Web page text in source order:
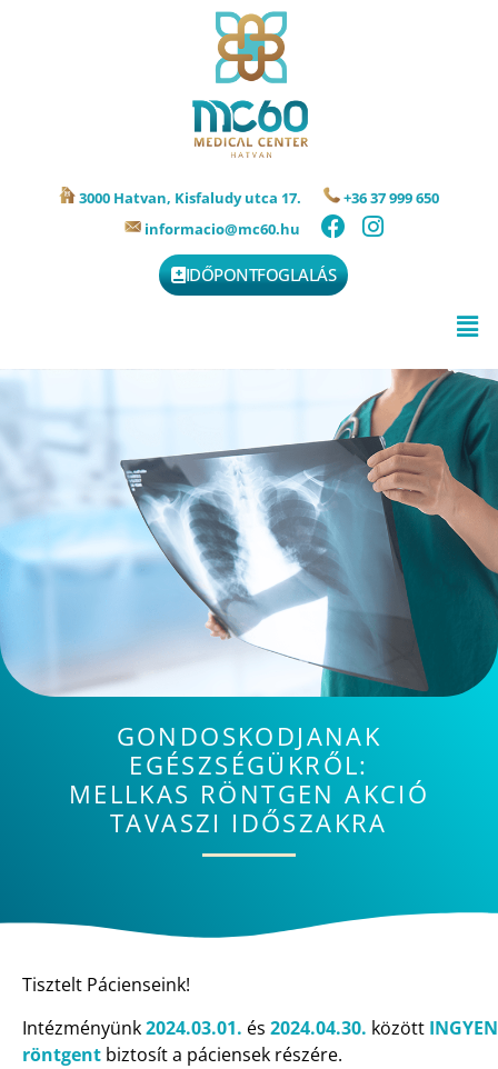
3000 Hatvan, Kisfaludy utca 17.
+36 37 999 650
informacio@mc60.hu
IDŐPONTFOGLALÁS
GONDOSKODJANAK
EGÉSZSÉGÜKRŐL:
MELLKAS RÖNTGEN AKCIÓ
TAVASZI IDŐSZAKRA
Tisztelt Pácienseink!
Intézményünk2024.03.01. és 2024.04.30. között
röntgent biztosít a páciensek részére.